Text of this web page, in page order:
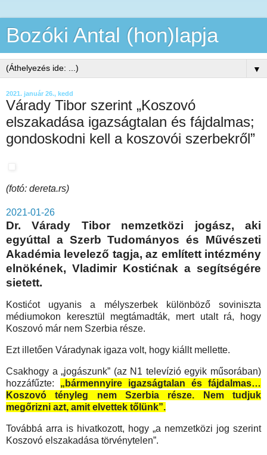
Bozóki Antal (hon)lapja
▼
2021. január 26., kedd
Várady Tibor szerint „Koszovó
elszakadása igazságtalan és fájdalmas;
gondoskodni kell a koszovói szerbekről”
(fotó: dereta.rs)
2021-01-26
Dr. Várady Tibor nemzetközi jogász, aki
egyúttal a Szerb Tudományos és Művészeti
Akadémia levelező tagja, az említett intézmény
elnökének, Vladimir Kostićnak a segítségére
sietett.
Kostićot ugyanis a mélyszerbek különböző soviniszta
médiumokon keresztül megtámadták, mert utalt rá, hogy
Koszovó már nem Szerbia része.
Ezt illetően Váradynak igaza volt, hogy kiállt mellette.
Csakhogy a „jogászunk” (az N1 televízió egyik műsorában)
hozzáfűzte: „bármennyire igazságtalan és fájdalmas…
Koszovó tényleg nem Szerbia része. Nem tudjuk
megőrizni azt, amit elvettek tőlünk”.
Továbbá arra is hivatkozott, hogy „a nemzetközi jog szerint
Koszovó elszakadása törvénytelen”.